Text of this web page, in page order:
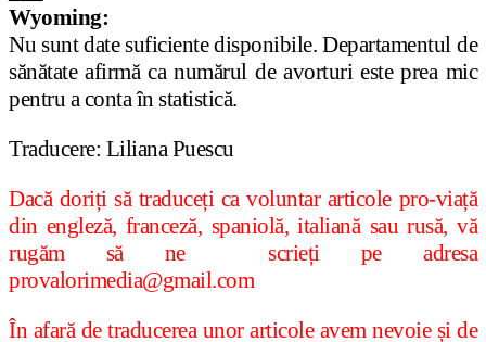
Wyoming:
Nu sunt date suficiente disponibile. Departamentul de
sănătate afirmă ca numărul de avorturi este prea mic
pentru a conta în statistică.
Traducere: Liliana Puescu
Dacă doriți să traduceți ca voluntar articole pro-viață
din engleză, franceză, spaniolă, italiană sau rusă, vă
rugăm să ne scrieți pe adresa
provalorimedia@gmail.com
În afară de traducerea unor articole avem nevoie și de